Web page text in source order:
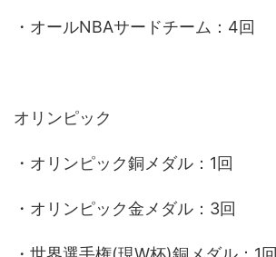
・オールNBAサードチーム：4回
オリンピック
・オリンピック銅メダル：1回
・オリンピック金メダル：3回